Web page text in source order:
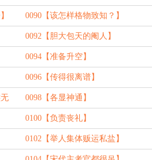
0090【该怎样格物致知？】
0092【胆大包天的阉人】
0094【准备升空】
0096【传得很离谱】
0098【各显神通】
0100【负责丧礼】
0102【举人集体贩运私盐】